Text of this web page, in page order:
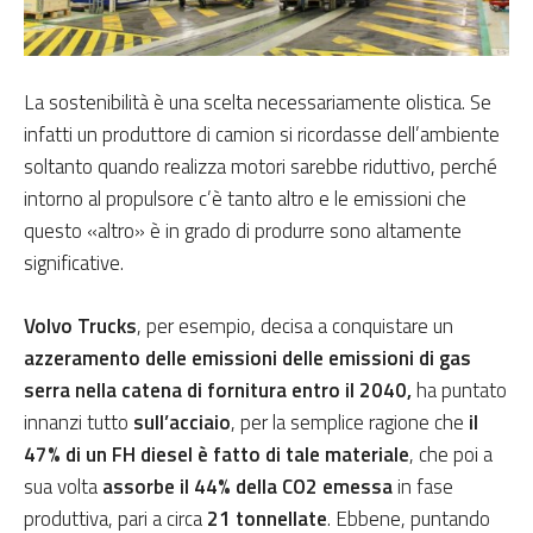
La sostenibilità è una scelta necessariamente olistica. Se
infatti un produttore di camion si ricordasse dell’ambiente
soltanto quando realizza motori sarebbe riduttivo, perché
intorno al propulsore c’è tanto altro e le emissioni che
questo «altro» è in grado di produrre sono altamente
significative.
Volvo Trucks, per esempio, decisa a conquistare un
azzeramento delle emissioni delle emissioni di gas
serra nella catena di fornitura entro il 2040,ha puntato
innanzi tutto sull’acciaio, per la semplice ragione che il
47% di un FH diesel è fatto di tale materiale, che poi a
sua voltaassorbe il 44% della CO2 emessain fase
produttiva, pari a circa21 tonnellate. Ebbene, puntando